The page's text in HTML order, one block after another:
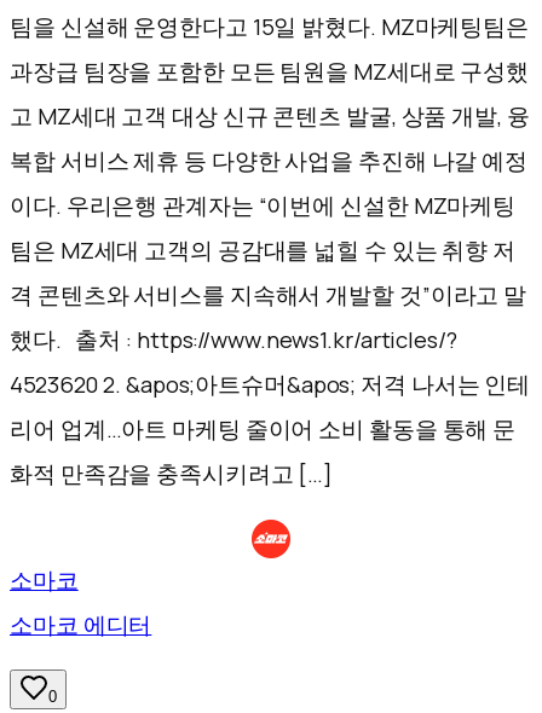
팀을 신설해 운영한다고 15일 밝혔다. MZ마케팅팀은
과장급 팀장을 포함한 모든 팀원을 MZ세대로 구성했
고 MZ세대 고객 대상 신규 콘텐츠 발굴, 상품 개발, 융
복합 서비스 제휴 등 다양한 사업을 추진해 나갈 예정
이다. 우리은행 관계자는 “이번에 신설한 MZ마케팅
팀은 MZ세대 고객의 공감대를 넓힐 수 있는 취향 저
격 콘텐츠와 서비스를 지속해서 개발할 것”이라고 말
했다. 출처 : https://www.news1.kr/articles/?
4523620 2. &apos;아트슈머&apos; 저격 나서는 인테
리어 업계…아트 마케팅 줄이어 소비 활동을 통해 문
화적 만족감을 충족시키려고 […]
소마코
소마코 에디터
0